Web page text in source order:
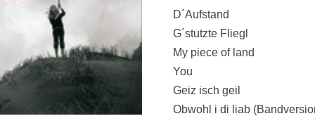
D´Aufstand
G´stutzte Fliegl
My piece of land
You
Geiz isch geil
Obwohl i di liab